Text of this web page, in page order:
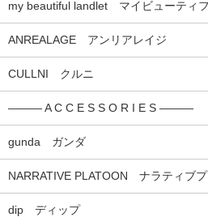
my beautiful landlet マイビューティ
ANREALAGE アンリアレイジ
CULLNI クルニ
――― A C C E S S O R I E S ―――
gunda ガンダ
NARRATIVE PLATOON ナラティブ
dip ディップ